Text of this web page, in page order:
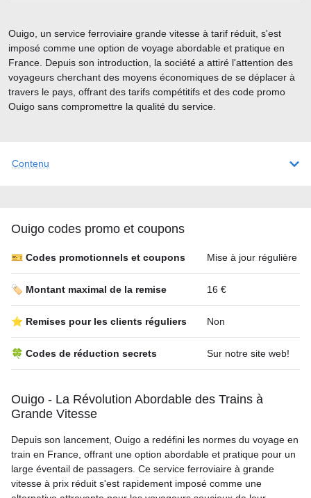
Contenu
Ouigo codes promo et coupons
🎫 Codes promotionnels et coupons Mise à jour régulière
🏷️ Montant maximal de la remise 16 €
⭐ Remises pour les clients réguliers Non
🍀 Codes de réduction secrets Sur notre site web!
Ouigo - La Révolution Abordable des Trains à
Grande Vitesse
Depuis son lancement, Ouigo a redéfini les normes du voyage en
train en France, offrant une option abordable et pratique pour un
large éventail de passagers. Ce service ferroviaire à grande
vitesse à prix réduit s'est rapidement imposé comme une
Ouigo, un service ferroviaire grande vitesse à tarif réduit, s'est
imposé comme une option de voyage abordable et pratique en
France. Depuis son introduction, la société a attiré l'attention des
voyageurs cherchant des moyens économiques de se déplacer à
travers le pays, offrant des tarifs compétitifs et des code promo
Ouigo sans compromettre la qualité du service.